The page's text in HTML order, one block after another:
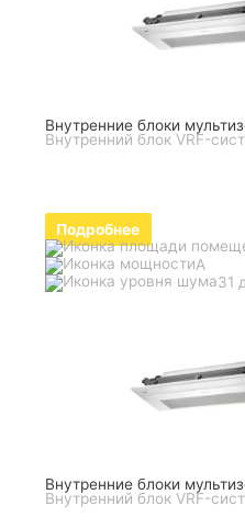
Внутренние блоки
Внутренний блок VRF-
Подробнее
A
31
Внутренние блоки
Внутренний блок VRF-